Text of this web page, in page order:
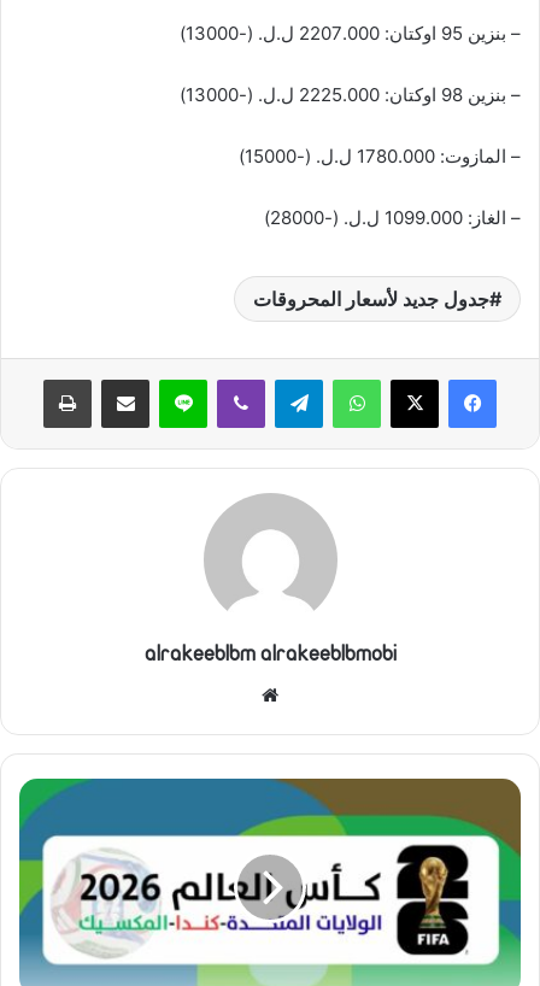
– بنزين 95 اوكتان: 2207.000 ل.ل. (-13000)
– بنزين 98 اوكتان: 2225.000 ل.ل. (-13000)
– المازوت: 1780.000 ل.ل. (-15000)
– الغاز: 1099.000 ل.ل. (-28000)
جدول جديد لأسعار المحروقات
واتساب تيلقرام ڤايبر لاين مشاركة عبر البريد طباعة
alrakeeblbm alrakeeblbmobi